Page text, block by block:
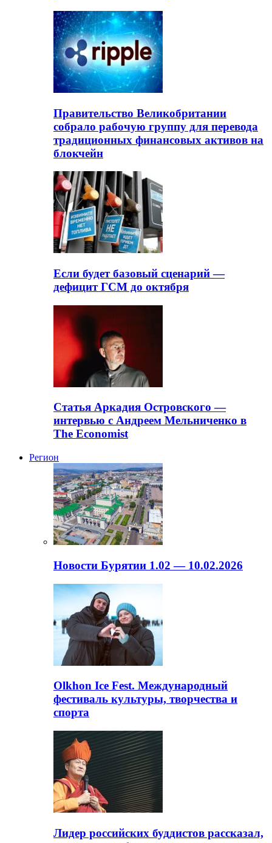
Правительство Великобритании
собрало рабочую группу для перевода
традиционных финансовых активов на
блокчейн
Если будет базовый сценарий —
дефицит ГСМ до октября
Статья Аркадия Островского —
интервью с Андреем Мельниченко в
The Economist
Регион
Новости Бурятии 1.02 — 10.02.2026
Olkhon Ice Fest. Международный
фестиваль культуры, творчества и
спорта
Лидер российских буддистов рассказал,